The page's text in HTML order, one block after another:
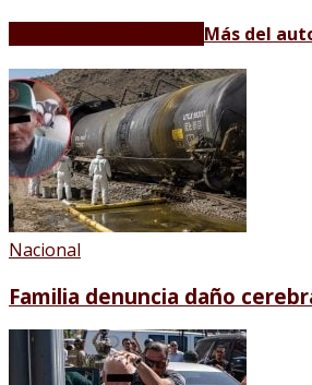
Más del
Nacional
Familia denuncia daño